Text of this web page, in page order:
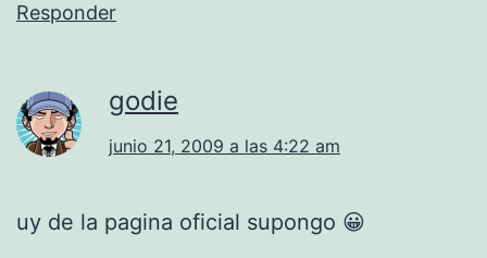
Responder
godie
junio 21, 2009 a las 4:22 am
uy de la pagina oficial supongo 😀